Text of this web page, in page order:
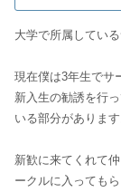
大学で所属してい
現在僕は3年生でサ
新入生の勧誘を行
いる部分があります
新歓に来てくれて
ークルに入っても